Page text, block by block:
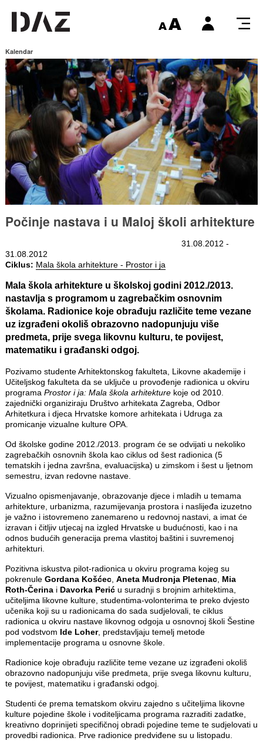
Kalendar
Počinje nastava i u Maloj školi arhitekture
31.08.2012 -
31.08.2012
Ciklus: Mala škola arhitekture - Prostor i ja
Mala škola arhitekture u školskoj godini 2012./2013.
nastavlja s programom u zagrebačkim osnovnim
školama. Radionice koje obrađuju različite teme vezane
uz izgrađeni okoliš obrazovno nadopunjuju više
predmeta, prije svega likovnu kulturu, te povijest,
matematiku i građanski odgoj.
Pozivamo studente Arhitektonskog fakulteta, Likovne akademije i
Učiteljskog fakulteta da se uključe u provođenje radionica u okviru
programa Prostor i ja: Mala škola arhitekturekoje od 2010.
zajednički organiziraju Društvo arhitekata Zagreba, Odbor
Arhitetkura i djeca Hrvatske komore arhitekata i Udruga za
promicanje vizualne kulture OPA.
Od školske godine 2012./2013. program će se odvijati u nekoliko
zagrebačkih osnovnih škola kao ciklus od šest radionica (5
tematskih i jedna završna, evaluacijska) u zimskom i šest u ljetnom
semestru, izvan redovne nastave.
Vizualno opismenjavanje, obrazovanje djece i mladih u temama
arhitekture, urbanizma, razumijevanja prostora i naslijeđa izuzetno
je važno i istovremeno zanemareno u redovnoj nastavi, a imat će
izravan i čitljiv utjecaj na izgled Hrvatske u budućnosti, kao i na
odnos budućih generacija prema vlastitoj baštini i suvremenoj
arhitekturi.
Pozitivna iskustva pilot-radionica u okviru programa kojeg su
pokrenule Gordana Košćec, Aneta Mudronja Pletenac, Mia
Roth-Čerinai Davorka Periću suradnji s brojnim arhitektima,
učiteljima likovne kulture, studentima-volonterima te preko dvjesto
učenika koji su u radionicama do sada sudjelovali, te ciklus
radionica u okviru nastave likovnog odgoja u osnovnoj školi Šestine
pod vodstvom Ide Loher, predstavljaju temelj metode
implementacije programa u osnovne škole.
Radionice koje obrađuju različite teme vezane uz izgrađeni okoliš
obrazovno nadopunjuju više predmeta, prije svega likovnu kulturu,
te povijest, matematiku i građanski odgoj.
Studenti će prema tematskom okviru zajedno s učiteljima likovne
kulture pojedine škole i voditeljicama programa razraditi zadatke,
kreativno doprinijeti specifičnoj obradi pojedine teme te sudjelovati u
provedbi radionica. Prve radionice predviđene su u listopadu.